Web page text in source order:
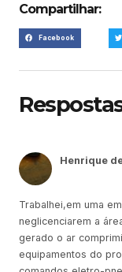
Compartilhar:
Facebook
Henrique
Trabalhei,em uma
neglicenciarem a
gerado o ar
equipamentos do